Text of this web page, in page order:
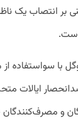
بر انتصاب یک
با سواستفاده
ایالات
و